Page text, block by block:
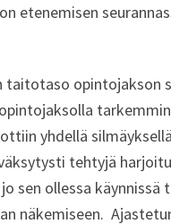
etenemisen
opintojakson
yhdellä
tehtyjä
sen ollessa käynnissä
näkemiseen.